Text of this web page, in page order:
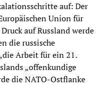
auf: Der
Union für
auf Russland werde
die russische
Arbeit für ein 21.
„offenkundige
die NATO-Ostflanke